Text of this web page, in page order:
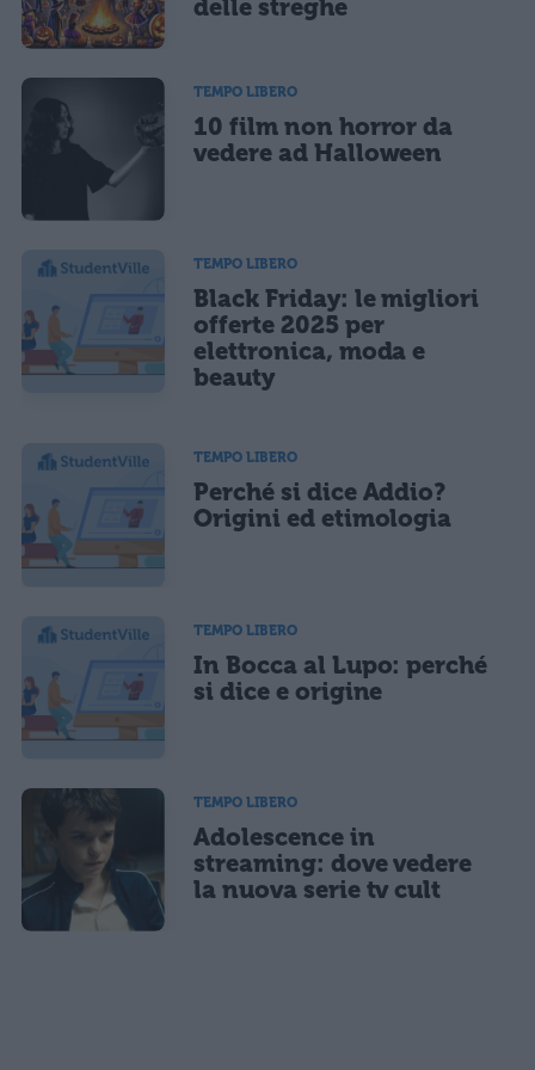
delle streghe
TEMPO LIBERO
10 film non horror da
vedere ad Halloween
TEMPO LIBERO
Black Friday: le migliori
offerte 2025 per
elettronica, moda e
beauty
TEMPO LIBERO
Perché si dice Addio?
Origini ed etimologia
TEMPO LIBERO
In Bocca al Lupo: perché
si dice e origine
TEMPO LIBERO
Adolescence in
streaming: dove vedere
la nuova serie tv cult